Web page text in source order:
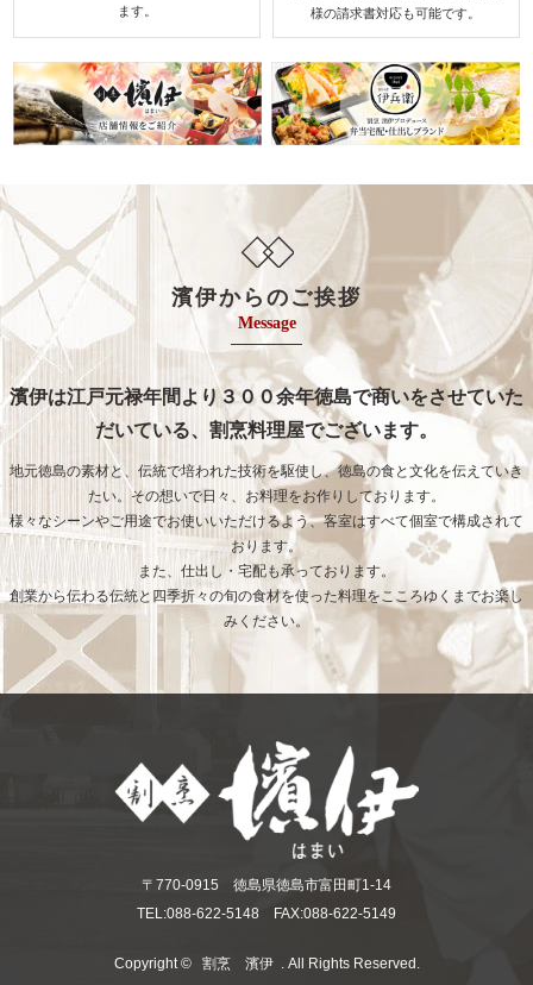
ます。
様の請求書対応も可能です。
濱伊からのご挨拶
Message
濱伊は江戸元禄年間より３００余年徳島で商いをさせていた
だいている、割烹料理屋でございます。
地元徳島の素材と、伝統で培われた技術を駆使し、徳島の食と文化を伝えていき
たい。その想いで日々、お料理をお作りしております。
様々なシーンやご用途でお使いいただけるよう、客室はすべて個室で構成されて
おります。
また、仕出し・宅配も承っております。
創業から伝わる伝統と四季折々の旬の食材を使った料理をこころゆくまでお楽し
みください。
〒770-0915 徳島県徳島市富田町1-14
TEL:088-622-5148 FAX:088-622-5149
Copyright © 割烹 濱伊 . All Rights Reserved.